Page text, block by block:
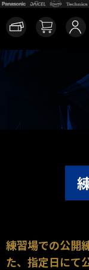
練習場での公開
た、指定日にて